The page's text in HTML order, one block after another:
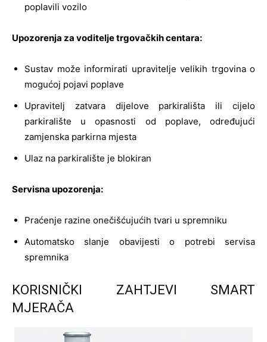
poplavili vozilo
Upozorenja za voditelje trgovačkih centara:
Sustav može informirati upravitelje velikih trgovina o
mogućoj pojavi poplave
Upravitelj zatvara dijelove parkirališta ili cijelo
parkiralište u opasnosti od poplave, određujući
zamjenska parkirna mjesta
Ulaz na parkiralište je blokiran
Servisna upozorenja:
Praćenje razine onečišćujućih tvari u spremniku
Automatsko slanje obavijesti o potrebi servisa
spremnika
KORISNIČKI ZAHTJEVI SMART
MJERAČA